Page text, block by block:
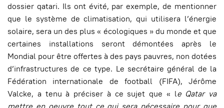
dossier qatari. Ils ont évité, par exemple, de mentionner
que le système de climatisation, qui utilisera l’énergie
solaire, sera un des plus « écologiques » du monde et que
certaines installations seront démontées après le
Mondial pour être offertes à des pays pauvres, non dotées
d’infrastructures de ce type. Le secrétaire général de la
Fédération internationale de football (FIFA), Jérôme
Valcke, a tenu à préciser à ce sujet que « le Qatar va